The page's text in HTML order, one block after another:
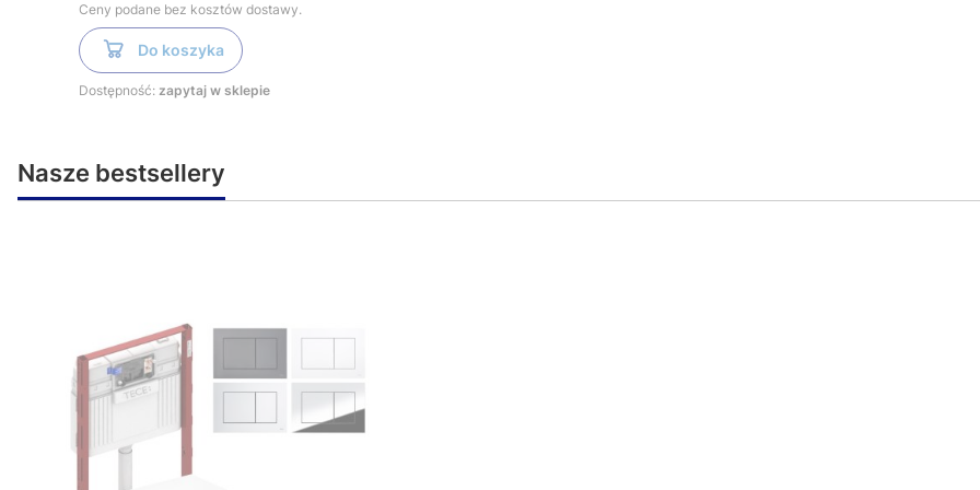
Ceny podane bez kosztów dostawy.
Do koszyka
Dostępność: zapytaj w sklepie
Nasze bestsellery